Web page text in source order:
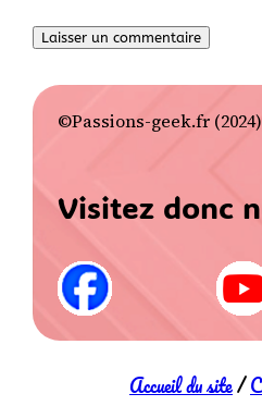
©Passions-geek.fr (2024)
Visitez donc
Accueil du site/